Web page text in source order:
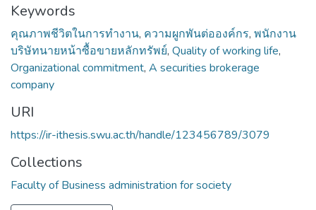
Keywords
คุณภาพชีวิตในการทำงาน, ความผูกพันต่อองค์กร, พนักงาน
บริษัทนายหน้าซื้อขายหลักทรัพย์, Quality of working life,
Organizational commitment, A securities brokerage
company
URI
https://ir-ithesis.swu.ac.th/handle/123456789/3079
Collections
Faculty of Business administration for society